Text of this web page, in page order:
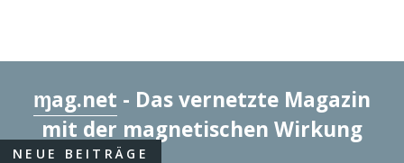
ɱag.net - Das vernetzte Magazin
mit der magnetischen Wirkung
NEUE BEITRÄGE